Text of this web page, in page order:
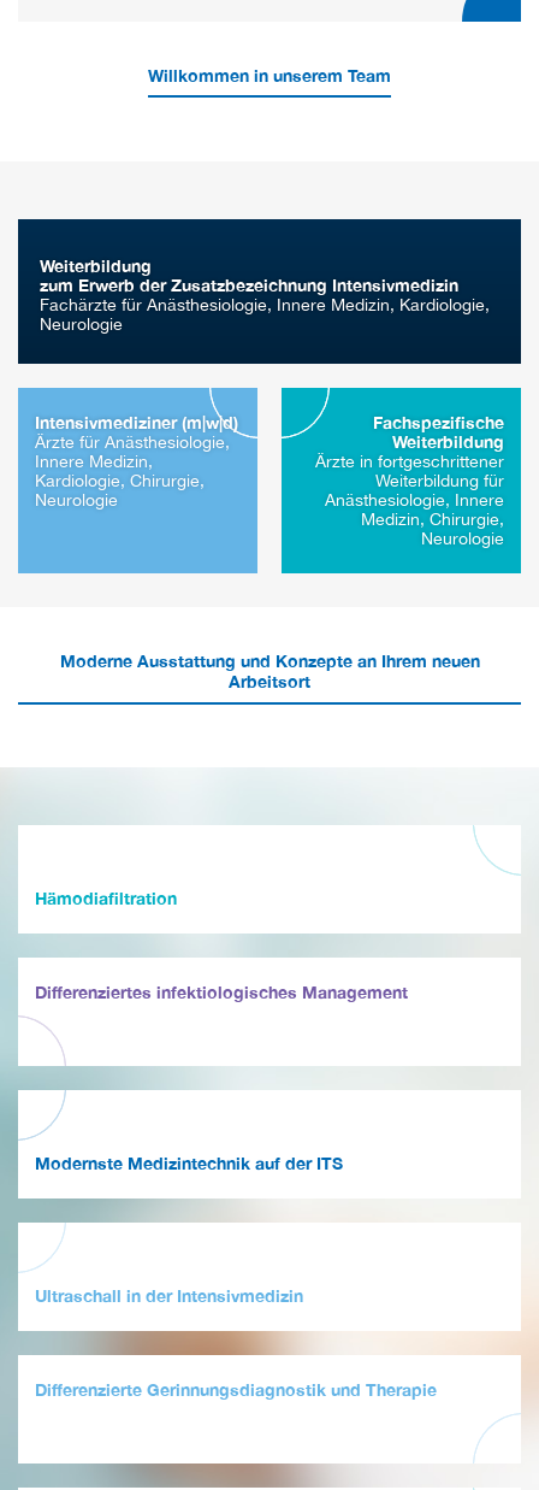
Willkommen in unserem Team
Weiterbildung
zum Erwerb der Zusatzbezeichnung Intensivmedizin
Fachärzte für Anästhesiologie, Innere Medizin, Kardiologie,
Neurologie
Intensivmediziner (m|w|d)
Ärzte für Anästhesiologie,
Innere Medizin,
Kardiologie, Chirurgie,
Neurologie
Fachspezifische
Weiterbildung
Ärzte in fortgeschrittener
Weiterbildung für
Anästhesiologie, Innere
Medizin, Chirurgie,
Neurologie
Moderne Ausstattung und Konzepte an Ihrem neuen
Arbeitsort
Hämodiafiltration
Differenziertes infektiologisches Management
Modernste Medizintechnik auf der ITS
Ultraschall in der Intensivmedizin
Differenzierte Gerinnungsdiagnostik und Therapie